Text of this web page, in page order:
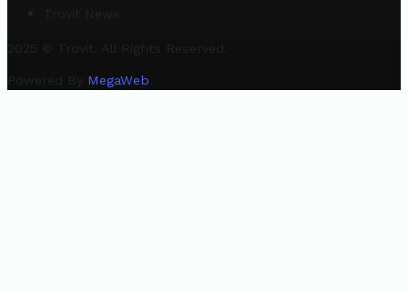
Trovit News
2025 © Trovit. All Rights Reserved.
Powered By MegaWeb